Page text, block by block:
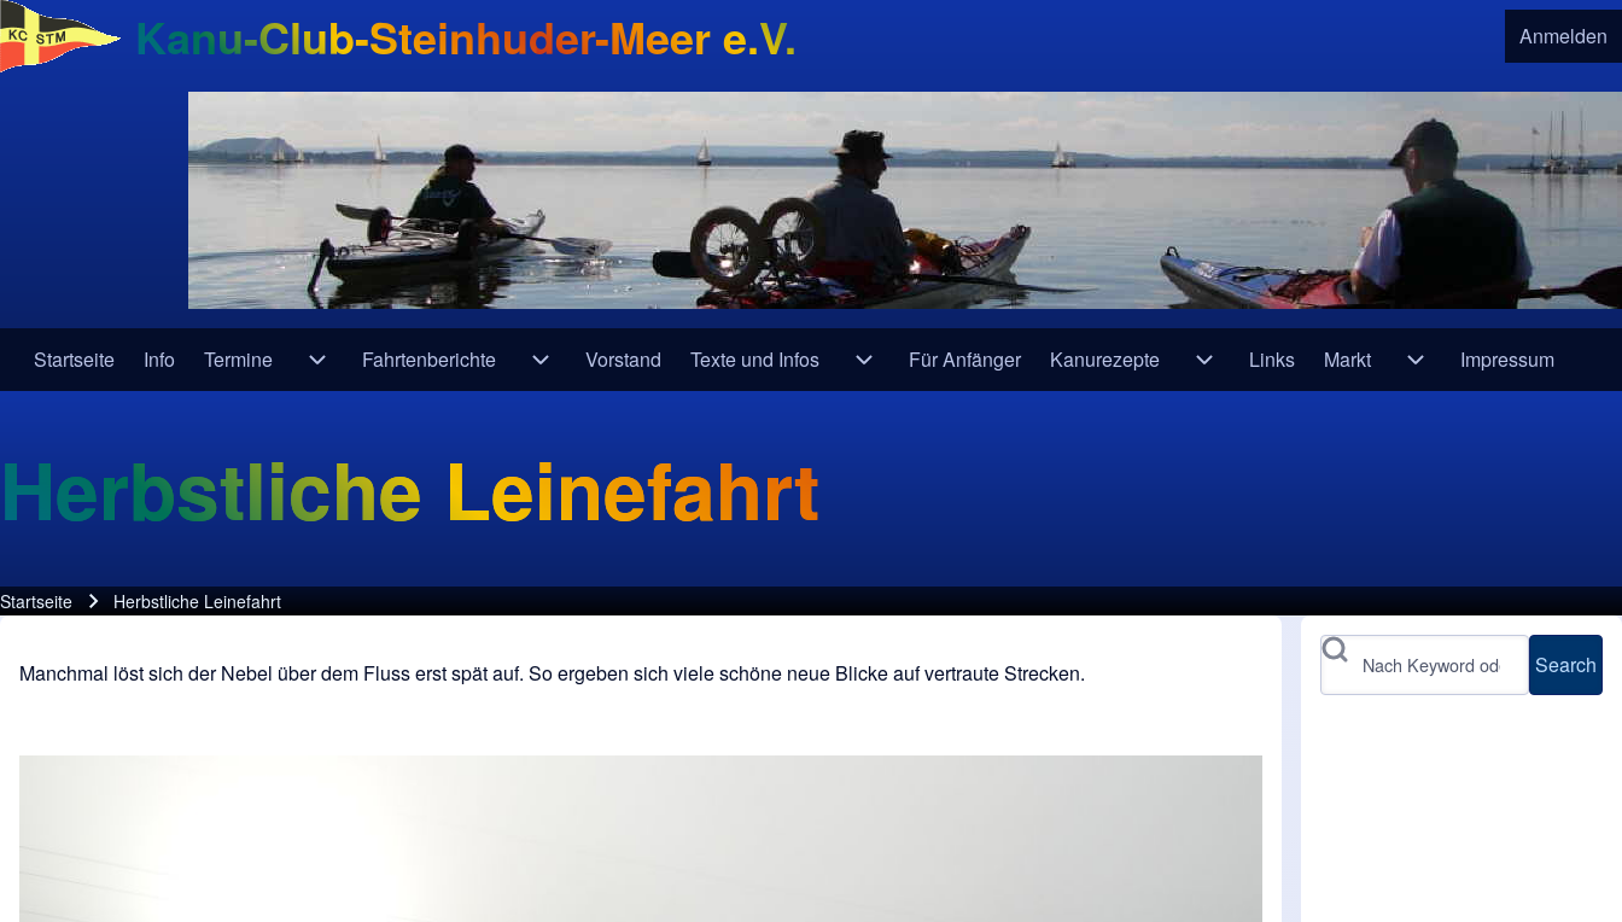
User
Anmelden
Kanu-Club-Steinhuder-Meer e.V.
Navigation
Startseite Info Termine Fahrtenberichte Vorstand Texte und Infos
Unternavigation von Texte und Infos
Für Anfänger Kanurezepte
Unternavigation von Kanurezepte
Links Markt
Unternavigation von
Impressum
Herbstliche Leinefahrt
Startseite Herbstliche Leinefahrt
Manchmal löst sich der Nebel über dem Fluss erst spät auf. So ergeben sich viele schöne neue Blicke auf vertraute Strecken.
Search